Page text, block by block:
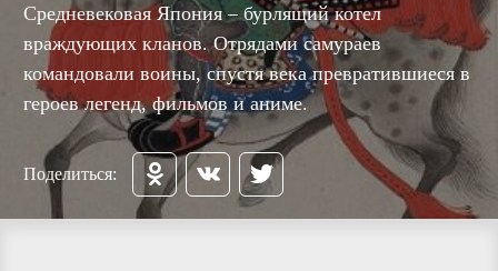
Средневековая Япония – бурлящий котел
враждующих кланов. Отрядами самураев
командовали воины, спустя века превратившиеся в
героев легенд, фильмов и аниме.
Поделиться: